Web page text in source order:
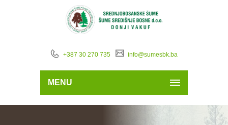
+387 30 270 735 info@sumesbk.ba
MENU